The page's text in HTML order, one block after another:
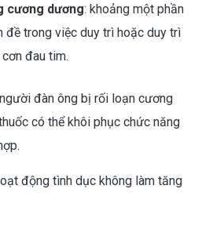
cương dương: khoảng một phần
đề trong việc duy trì hoặc duy trì
đau tim.
đàn ông bị rối loạn cương
có thể khôi phục chức năng
động tình dục không làm tăng